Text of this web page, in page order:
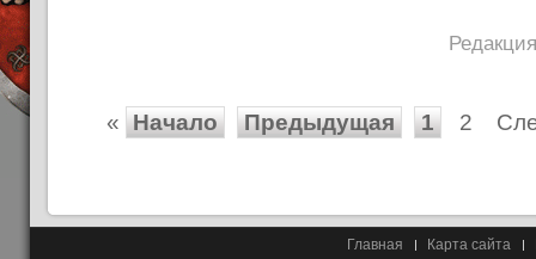
« Начало Предыдущая 1 2
Главная Карта сайта